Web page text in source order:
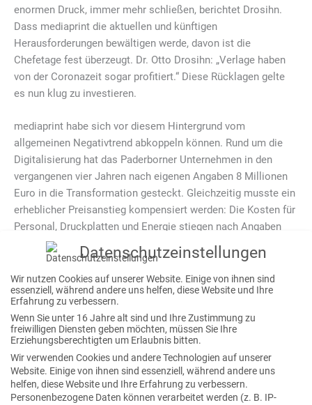
enormen Druck, immer mehr schließen, berichtet Drosihn.
Dass mediaprint die aktuellen und künftigen
Herausforderungen bewältigen werde, davon ist die
Chefetage fest überzeugt. Dr. Otto Drosihn: „Verlage haben
von der Coronazeit sogar profitiert.“ Diese Rücklagen gelte
es nun klug zu investieren.
mediaprint habe sich vor diesem Hintergrund vom
allgemeinen Negativtrend abkoppeln können. Rund um die
Digitalisierung hat das Paderborner Unternehmen in den
vergangenen vier Jahren nach eigenen Angaben 8 Millionen
Euro in die Transformation gesteckt. Gleichzeitig musste ein
erheblicher Preisanstieg kompensiert werden: Die Kosten für
Personal, Druckplatten und Energie stiegen nach Angaben
von Geschäftsführer Tobias Kaase um 11,4 Prozent. Diese
Entwicklung soll nun durch den vermehrten Einsatz von
automatisierten Prozessen und Künstlicher Intelligenz
aufgehalten werden.
Hier sieht Lisa-Marie Drosihn ihre Stärke, die sich durch den
Aufbau neuer Portale neue Geschäftsfelder eröffnen will, wie
zum Beispiel mit „Glücksdruckerei“, einer Plattform zur
personalisierten Gestaltung von Büchern, Puzzles oder auch
Taufalben.
Datenschutzeinstellungen
Wir nutzen Cookies auf unserer Website. Einige von ihnen sind
essenziell, während andere uns helfen, diese Website und Ihre
Erfahrung zu verbessern.
Wenn Sie unter 16 Jahre alt sind und Ihre Zustimmung zu
freiwilligen Diensten geben möchten, müssen Sie Ihre
Erziehungsberechtigten um Erlaubnis bitten.
Wir verwenden Cookies und andere Technologien auf unserer
Website. Einige von ihnen sind essenziell, während andere uns
helfen, diese Website und Ihre Erfahrung zu verbessern.
Personenbezogene Daten können verarbeitet werden (z. B. IP-